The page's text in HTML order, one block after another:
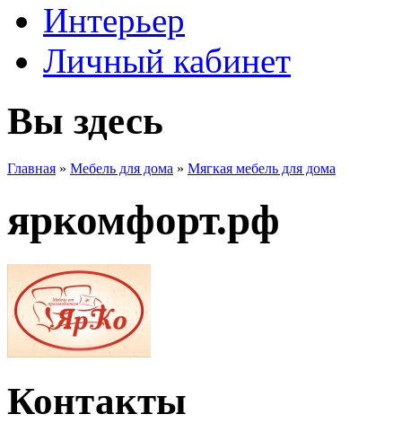
Интерьер
Личный кабинет
Вы здесь
Главная » Мебель для дома » Мягкая мебель для дома
яркомфорт.рф
Контакты